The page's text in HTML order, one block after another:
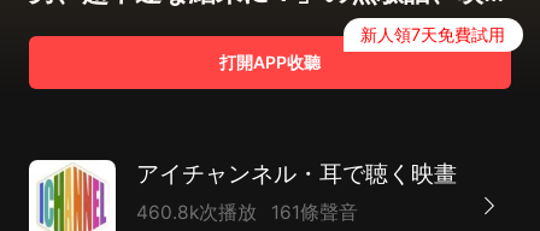
畫・Uターン
打開APP收聽
新人領7天免費試用
アイチャンネル・耳で聴く映畫
460.8k次播放 161條聲音